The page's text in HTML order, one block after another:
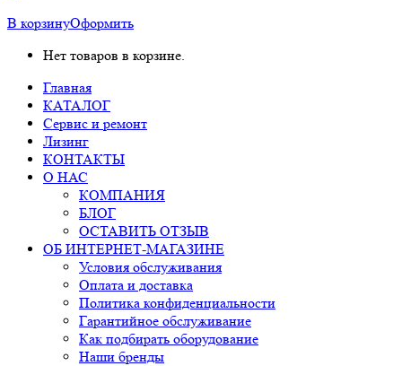
В корзинуОформить
Нет товаров в корзине.
Главная
КАТАЛОГ
Сервис и ремонт
Лизинг
КОНТАКТЫ
О НАС
КОМПАНИЯ
БЛОГ
ОСТАВИТЬ ОТЗЫВ
ОБ ИНТЕРНЕТ-МАГАЗИНЕ
Условия обслуживания
Оплата и доставка
Политика конфиденциальности
Гарантийное обслуживание
Как подбирать оборудование
Наши бренды